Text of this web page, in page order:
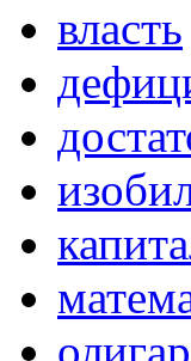
власть